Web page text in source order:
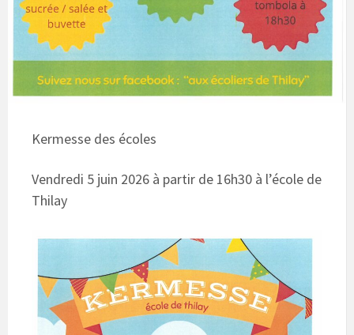
Kermesse des écoles
Vendredi 5 juin 2026 à partir de 16h30 à l’école de
Thilay